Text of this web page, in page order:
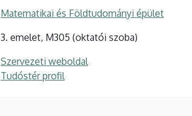
Matematikai és Földtudományi épület
3. emelet, M305 (oktatói szoba)
Szervezeti weboldal
Tudóstér profil